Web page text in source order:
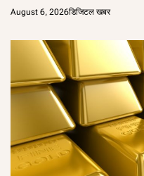
August 6, 2026डिजिटल खबर